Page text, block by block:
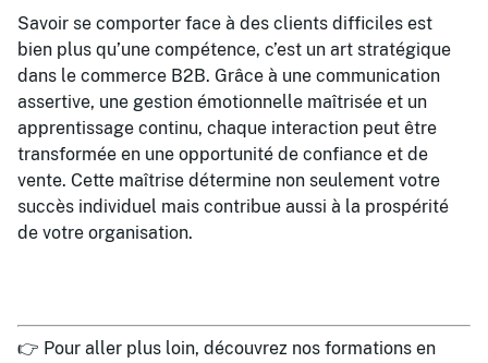
Savoir se comporter face à des clients difficiles est
bien plus qu’une compétence, c’est un art stratégique
dans le commerce B2B. Grâce à une communication
assertive, une gestion émotionnelle maîtrisée et un
apprentissage continu, chaque interaction peut être
transformée en une opportunité de confiance et de
vente. Cette maîtrise détermine non seulement votre
succès individuel mais contribue aussi à la prospérité
de votre organisation.
👉 Pour aller plus loin, découvrez nos formations en